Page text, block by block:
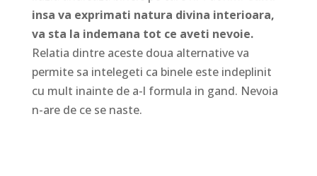
insa va exprimati natura divina interioara,
va sta la indemana tot ce aveti nevoie.
Relatia dintre aceste doua alternative va
permite sa intelegeti ca binele este indeplinit
cu mult inainte de a-l formula in gand. Nevoia
n-are de ce se naste.